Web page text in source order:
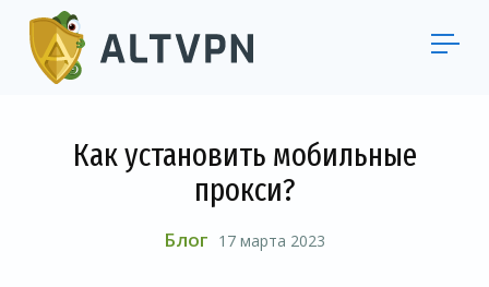
Как установить мобильные
прокси?
Блог 17 марта 2023